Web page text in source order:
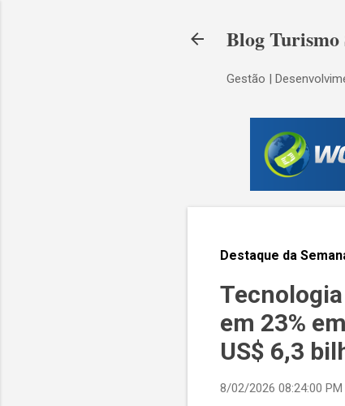
Blog Turismo
Gestão |
Destaque da
em 23%
US$ 6,3
8/02/2026 08:24:00 PM